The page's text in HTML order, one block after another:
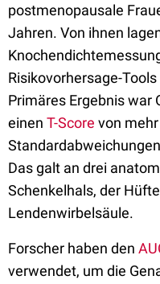
postmenopausale
Jahren. Von ihnen
Risikovorhersage-Tools
Primäres Ergebnis war
einen T-Score von
Das galt an drei
Schenkelhals, der
Lendenwirbelsäule.
Forscher haben den
verwendet, um die